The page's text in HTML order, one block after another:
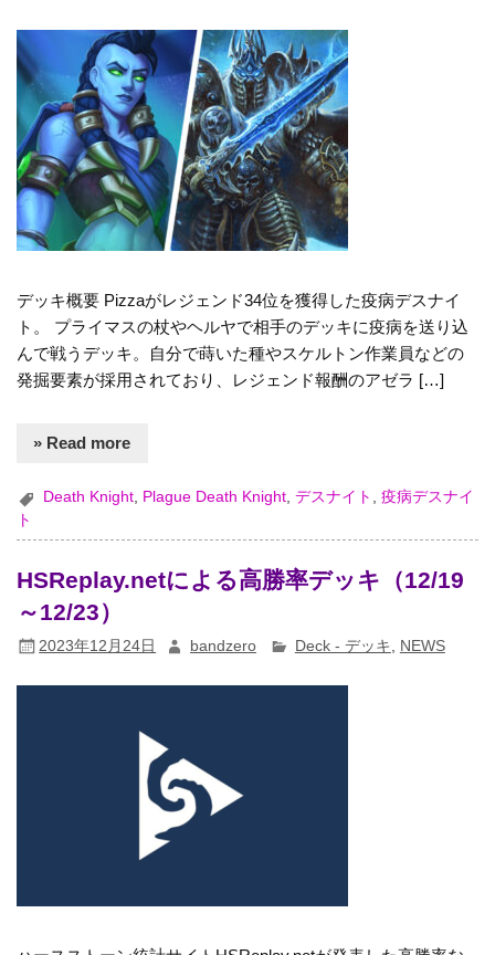
デッキ概要 Pizzaがレジェンド34位を獲得した疫病デスナイ
ト。 プライマスの杖やヘルヤで相手のデッキに疫病を送り込
んで戦うデッキ。自分で蒔いた種やスケルトン作業員などの
発掘要素が採用されており、レジェンド報酬のアゼラ […]
» Read more
Death Knight, Plague Death Knight,デスナイト ,疫病デスナイ
ト
HSReplay.netによる高勝率デッキ（12/19
～12/23）
2023年12月24日 bandzero Deck - デッキ , NEWS